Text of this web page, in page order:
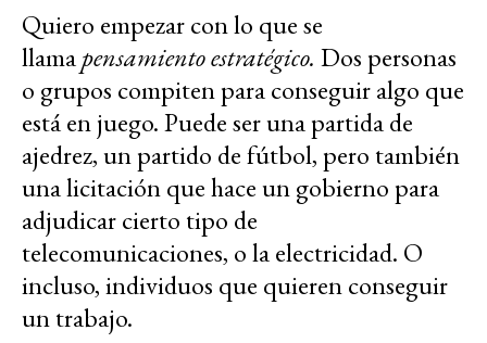
Quiero empezar con lo que se
llamapensamiento estratégico. Dos personas
o grupos compiten para conseguir algo que
está en juego. Puede ser una partida de
ajedrez, un partido de fútbol, pero también
una licitación que hace un gobierno para
adjudicar cierto tipo de
telecomunicaciones, o la electricidad. O
incluso, individuos que quieren conseguir
un trabajo.